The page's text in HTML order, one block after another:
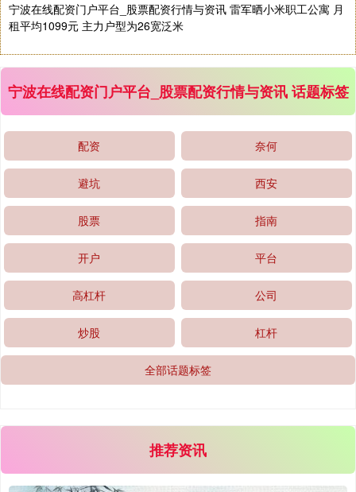
深证成指 14311.01 +200.89 +1.42%
沪深300 4694.44 +43.13 +0.93%
1134.24 +11.37
宁波在线配资门户平台_股票配资行情与资讯 雷军晒小米职工公寓 月
租平均1099元 主力户型为26宽泛米
宁波在线配资门户平台_股票配资行情与资讯 话题标签
配资 奈何
避坑 西安
股票 指南
开户 平台
高杠杆 公司
炒股 杠杆
全部话题标签
推荐资讯